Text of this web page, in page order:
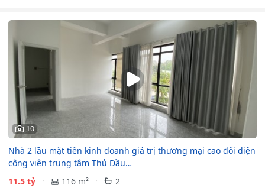
10
Nhà 2 lầu mặt tiền kinh doanh giá trị thương mại cao đối diện
công viên trung tâm Thủ Dầu…
11.5 tỷ
116 m²
2